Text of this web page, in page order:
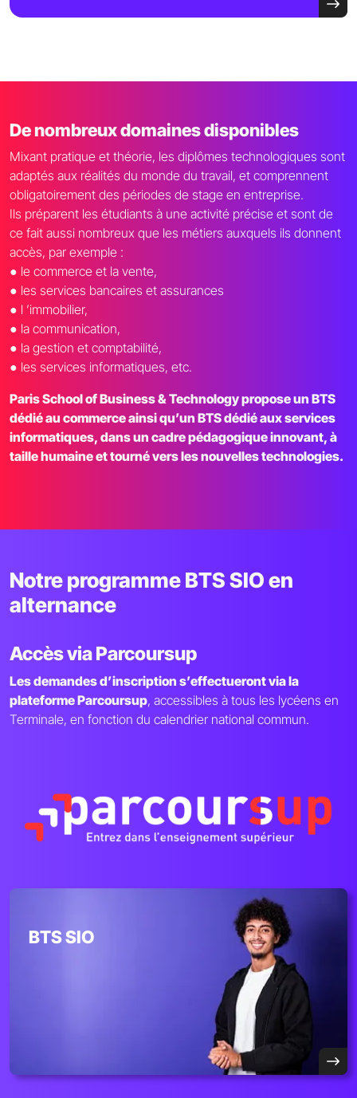
De nombreux domaines disponibles
Mixant pratique et théorie, les diplômes technologiques sont
adaptés aux réalités du monde du travail, et comprennent
obligatoirement des périodes de stage en entreprise.
Ils préparent les étudiants à une activité précise et sont de
ce fait aussi nombreux que les métiers auxquels ils donnent
accès, par exemple :
● le commerce et la vente,
● les services bancaires et assurances
● l ’immobilier,
● la communication,
● la gestion et comptabilité,
● les services informatiques, etc.
Paris School of Business & Technology propose un BTS
dédié au commerce ainsi qu’un BTS dédié aux services
informatiques, dans un cadre pédagogique innovant, à
taille humaine et tourné vers les nouvelles technologies.
Notre programme BTS SIO en
alternance
Accès via Parcoursup
Les demandes d’inscription s’effectueront via la
plateforme Parcoursup, accessibles à tous les lycéens en
Terminale, en fonction du calendrier national commun.
BTS SIO